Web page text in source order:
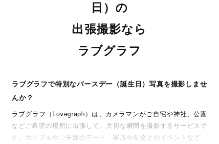
日）の
出張撮影なら
ラブグラフ
ラブグラフで特別なバースデー（誕生日）写真を撮影しませ
んか？
ラブグラフ（Lovegraph）は、カメラマンがご自宅や神社、公園
などご希望の場所に出張して、大切な瞬間を撮影するサービスで
す。カップルやご夫婦のデート、家族や友達とのイベントなど、